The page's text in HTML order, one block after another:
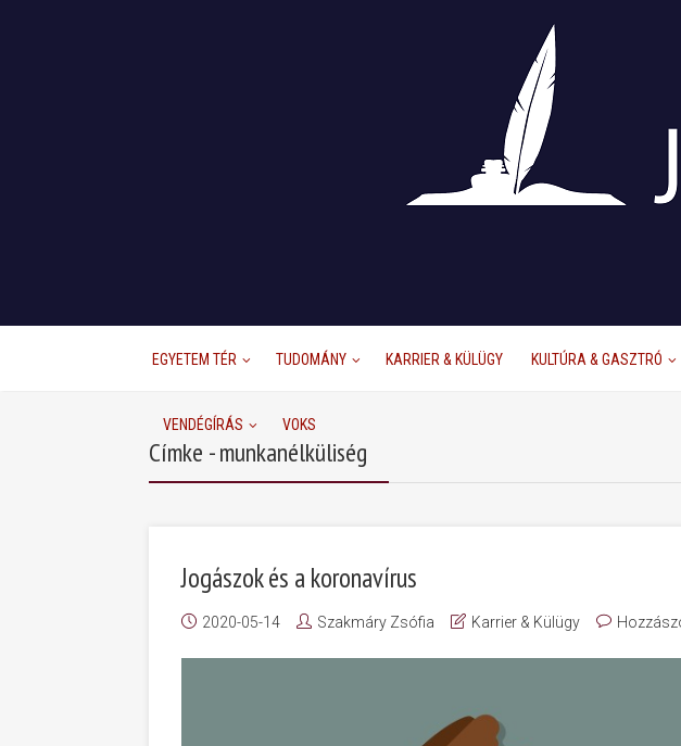
EGYETEM TÉR TUDOMÁNY KARRIER & KÜLÜGY KULTÚRA & GASZTRÓ
VENDÉGÍRÁS VOKS
Címke - munkanélküliség
Jogászok és a koronavírus
2020-05-14 Szakmáry Zsófia Karrier & Külügy